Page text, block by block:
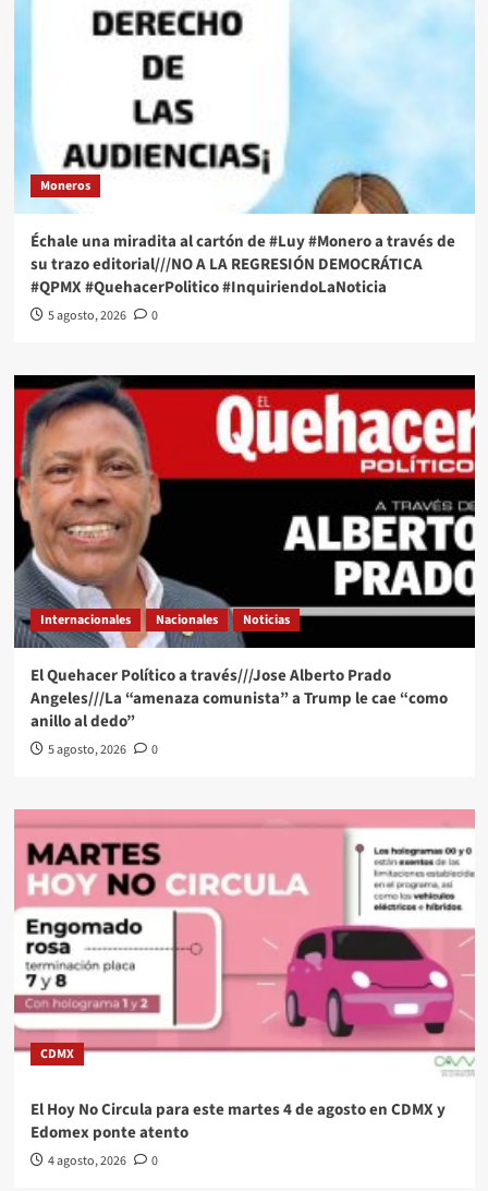
Moneros
Échale una miradita al cartón de #Luy #Monero a través de
su trazo editorial///NO A LA REGRESIÓN DEMOCRÁTICA
#QPMX #QuehacerPolitico #InquiriendoLaNoticia
5 agosto, 2026 0
Internacionales Nacionales Noticias
El Quehacer Político a través///Jose Alberto Prado
Angeles///La “amenaza comunista” a Trump le cae “como
anillo al dedo”
5 agosto, 2026 0
CDMX
El Hoy No Circula para este martes 4 de agosto en CDMX y
Edomex ponte atento
4 agosto, 2026 0